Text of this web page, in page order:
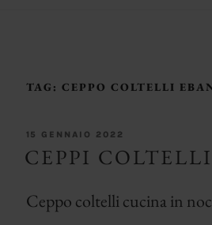
TAG:CEPPO COLTELLI
PUBBLICATO
15 GENNAIO 2022
CEPPI
Ceppo coltelli cucina in